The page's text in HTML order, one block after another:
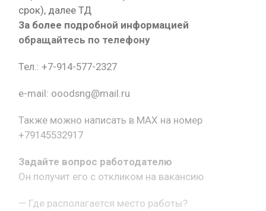
срок), далее ТД
За более подробной информацией
обращайтесь по телефону
Тел.: +7-914-577-2327
e-mail: ooodsng@mail.ru
Также можно написать в MAX на номер
+79145532917
Задайте вопрос работодателю
Он получит его с откликом на вакансию
— Где располагается место работы?